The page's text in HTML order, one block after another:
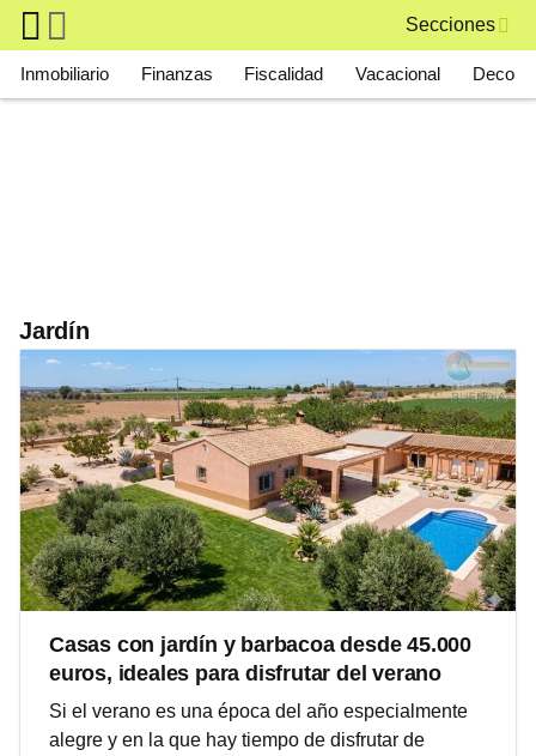
Skip to main content
Secciones
Main navigation
Inmobiliario Finanzas Fiscalidad Vacacional Deco
Jardín
Casas con jardín y barbacoa desde 45.000
euros, ideales para disfrutar del verano
Si el verano es una época del año especialmente
alegre y en la que hay tiempo de disfrutar de